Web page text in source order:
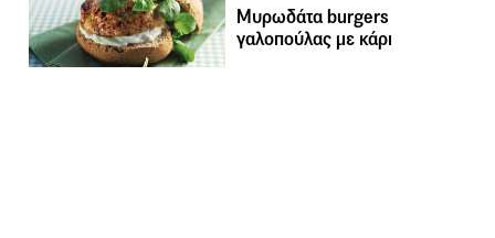
Μυρωδάτα burgers
γαλοπούλας με κάρι